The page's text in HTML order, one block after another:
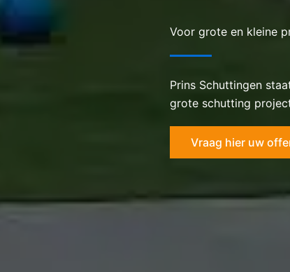
Voor grote en kleine
Prins Schuttingen
grote schutting
Vraag hier uw